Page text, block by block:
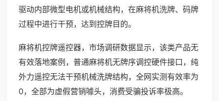
驱动内部微型电机或机械结构，在麻将机洗牌、码牌
过程中进行干预，达到控牌目的。
麻将机控牌遥控器，市场调研数据显示，该类产品无
有效落地案例，普通麻将机无牌序调控硬件接口，纯
外力遥控无法干预机械洗牌结构，全网实测有效率为
0，全部为虚假营销噱头，消费受骗投诉率极高。